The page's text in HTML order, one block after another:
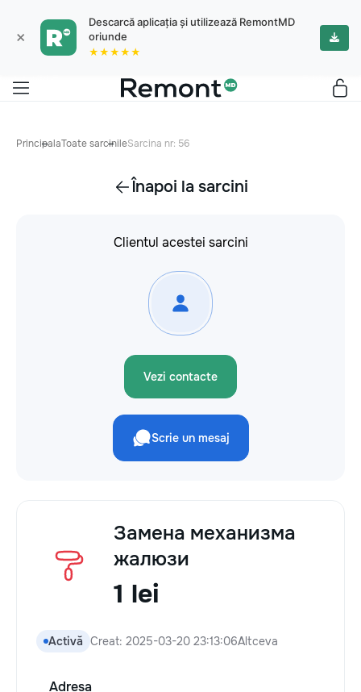
×
Descarcă aplicația și utilizează RemontMD
oriunde
★★★★★
PrincipalaToate sarcinileSarcina nr: 56
Înapoi la sarcini
Clientul acestei sarcini
Vezi contacte
Scrie un mesaj
Замена механизма
жалюзи
1 lei
Activă Creat: 2025-03-20 23:13:06Altceva
Adresa